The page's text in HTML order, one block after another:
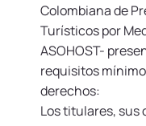
Colombiana de
Turísticos por
ASOHOST-
requisitos
derechos:
Los titulares, sus